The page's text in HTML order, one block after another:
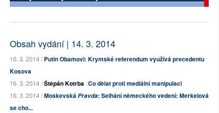
Obsah vydání | 14. 3. 2014
16. 3. 2014 /Putin Obamovi: Krymské referendum využívá precedentu
Kosova
16. 3. 2014 /Štěpán Kotrba Co dělat proti mediální manipulaci
16. 3. 2014 /MoskevskáPravda: Selhání německého vedení: Merkelová
se cho...